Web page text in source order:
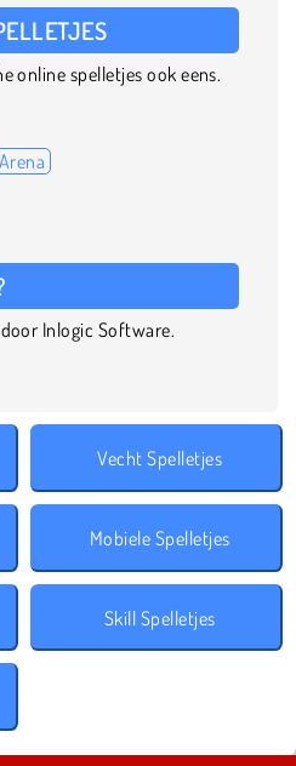
online spelletjes ook eens.
Inlogic Software.
Vecht Spelletjes
Mobiele Spelletjes
Skill Spelletjes